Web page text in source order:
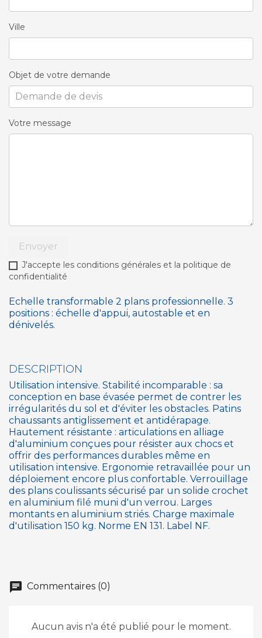
Ville
Objet de votre demande
Votre message
Envoyer
J'accepte les conditions générales et la politique de
confidentialité
Echelle transformable 2 plans professionnelle. 3
positions : échelle d'appui, autostable et en
dénivelés.
DESCRIPTION
Utilisation intensive. Stabilité incomparable : sa
conception en base évasée permet de contrer les
irrégularités du sol et d'éviter les obstacles. Patins
chaussants antiglissement et antidérapage.
Hautement résistante : articulations en alliage
d'aluminium conçues pour résister aux chocs et
offrir des performances durables même en
utilisation intensive. Ergonomie retravaillée pour un
déploiement encore plus confortable. Verrouillage
des plans coulissants sécurisé par un solide crochet
en aluminium filé muni d'un verrou. Larges
montants en aluminium striés. Charge maximale
d'utilisation 150 kg. Norme EN 131. Label NF.
chat Commentaires (0)
Aucun avis n'a été publié pour le moment.